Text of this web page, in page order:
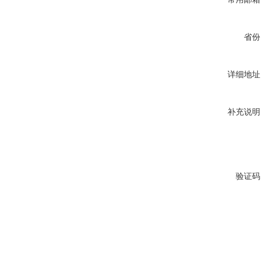
省份
详细地址
补充说明
验证码